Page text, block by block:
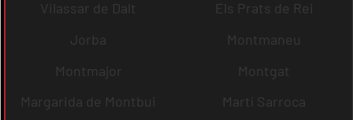
Vilassar de Dalt
Els Prats de Rei
Jorba
Montmaneu
Montmajor
Montgat
Margarida de Montbui
Martí Sarroca